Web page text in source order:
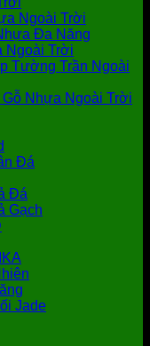
Ngoài Trời
Đa Năng
Ngoài Trời
Tường Trần Ngoài
Nhựa Ngoài Trời
Đá
Đá
Gạch
Jade